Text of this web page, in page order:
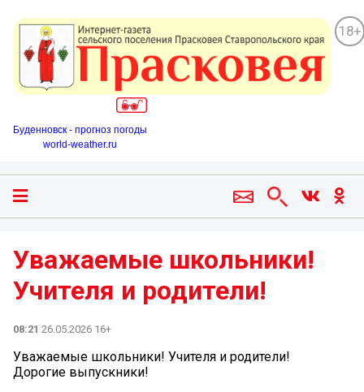
18+
Буденновск - прогноз погоды
world-weather.ru
Уважаемые школьники!
Учителя и родители!
08:21 26.05.2026 16+
Уважаемые школьники! Учителя и родители!
Дорогие выпускники!